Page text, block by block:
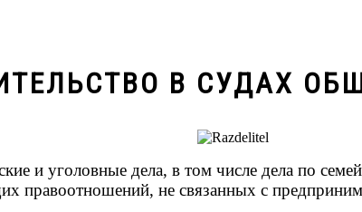
В СУДАХ
и уголовные дела, в том числе дела по
правоотношений, не связанных с